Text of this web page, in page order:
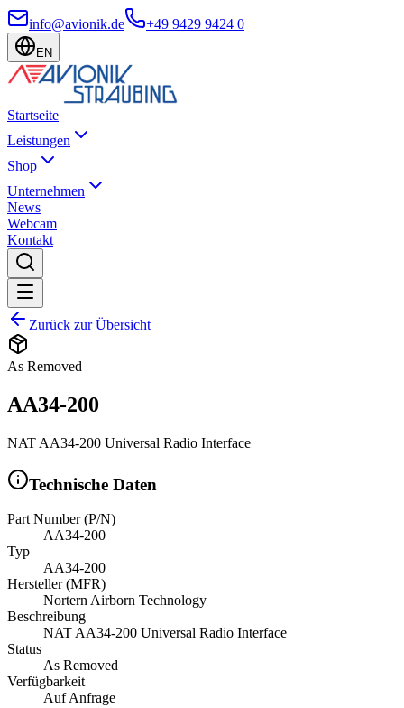
info@avionik.de +49 9429 9424 0
EN
Startseite
Leistungen
Shop
Unternehmen
News
Webcam
Kontakt
Zurück zur Übersicht
As Removed
AA34-200
NAT AA34-200 Universal Radio Interface
Technische Daten
Part Number (P/N)
AA34-200
Typ
AA34-200
Hersteller (MFR)
Nortern Airborn Technology
Beschreibung
NAT AA34-200 Universal Radio Interface
Status
As Removed
Verfügbarkeit
Auf Anfrage